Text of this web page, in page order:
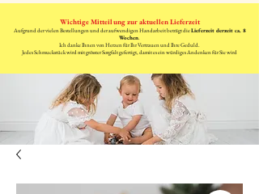
Wichtige Mitteilung zur aktuellen Lieferzeit
Aufgrund der vielen Bestellungen und der aufwendigen Handarbeit beträgt dieLieferzeit derzeit ca. 8
Wochen.
Ich danke Ihnen von Herzen für Ihr Vertrauen und Ihre Geduld.
Jedes Schmuckstück wird mit grösster Sorgfalt gefertigt, damit es ein würdiges Andenken für Sie wird